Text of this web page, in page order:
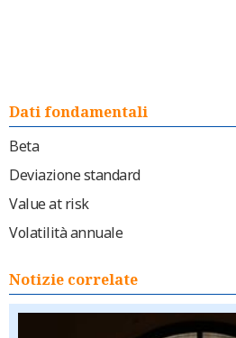
Dati fondamentali
Beta
Deviazione standard
Value at risk
Volatilità annuale
Notizie correlate